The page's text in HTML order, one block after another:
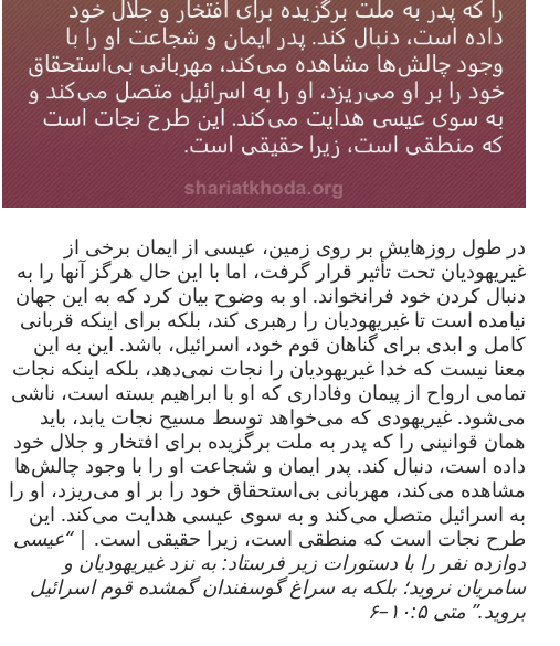
در طول روزهایش بر روی زمین، عیسی از ایمان برخی از
غیریهودیان تحت تأثیر قرار گرفت، اما با این حال هرگز آنها را به
دنبال کردن خود فرانخواند. او به وضوح بیان کرد که به این جهان
نیامده است تا غیریهودیان را رهبری کند، بلکه برای اینکه قربانی
کامل و ابدی برای گناهان قوم خود، اسرائیل، باشد. این به این
معنا نیست که خدا غیریهودیان را نجات نمی‌دهد، بلکه اینکه نجات
تمامی ارواح از پیمان وفاداری که او با ابراهیم بسته است، ناشی
می‌شود. غیریهودی که می‌خواهد توسط مسیح نجات یابد، باید
همان قوانینی را که پدر به ملت برگزیده برای افتخار و جلال خود
داده است، دنبال کند. پدر ایمان و شجاعت او را با وجود چالش‌ها
مشاهده می‌کند، مهربانی بی‌استحقاق خود را بر او می‌ریزد، او را
به اسرائیل متصل می‌کند و به سوی عیسی هدایت می‌کند. این
طرح نجات است که منطقی است، زیرا حقیقی است. |“عیسی
دوازده نفر را با دستورات زیر فرستاد: به نزد غیریهودیان و
سامریان نروید؛ بلکه به سراغ گوسفندان گمشده قوم اسرائیل
بروید.” متی ۱۰:۵–۶